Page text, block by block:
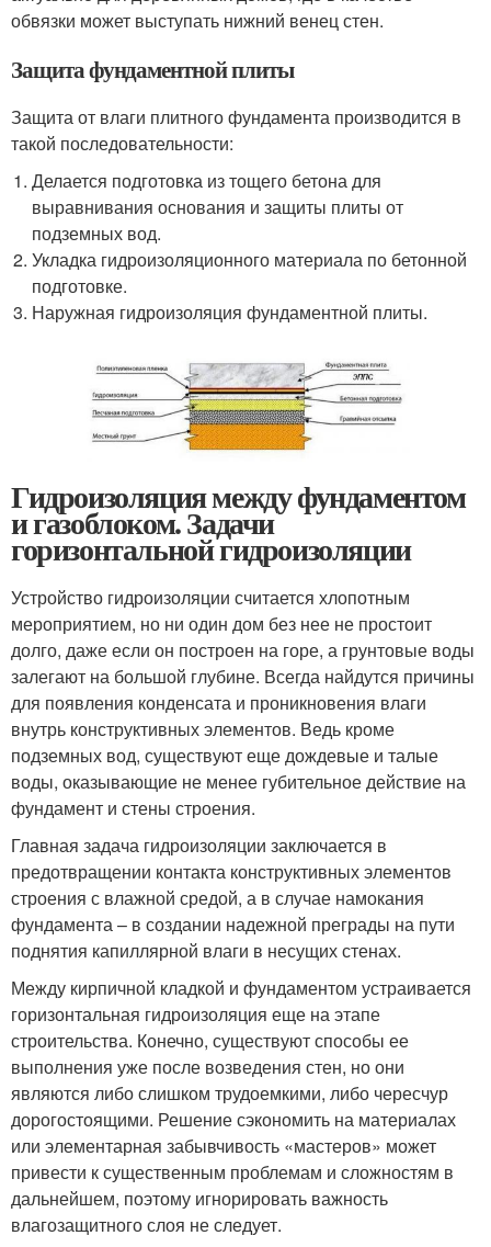
обвязки может выступать нижний венец стен.
Защита фундаментной плиты
Защита от влаги плитного фундамента производится в
такой последовательности:
Делается подготовка из тощего бетона для
выравнивания основания и защиты плиты от
подземных вод.
Укладка гидроизоляционного материала по бетонной
подготовке.
Наружная гидроизоляция фундаментной плиты.
Гидроизоляция между фундаментом
и газоблоком. Задачи
горизонтальной гидроизоляции
Устройство гидроизоляции считается хлопотным
мероприятием, но ни один дом без нее не простоит
долго, даже если он построен на горе, а грунтовые воды
залегают на большой глубине. Всегда найдутся причины
для появления конденсата и проникновения влаги
внутрь конструктивных элементов. Ведь кроме
подземных вод, существуют еще дождевые и талые
воды, оказывающие не менее губительное действие на
фундамент и стены строения.
Главная задача гидроизоляции заключается в
предотвращении контакта конструктивных элементов
строения с влажной средой, а в случае намокания
фундамента – в создании надежной преграды на пути
поднятия капиллярной влаги в несущих стенах.
Между кирпичной кладкой и фундаментом устраивается
горизонтальная гидроизоляция еще на этапе
строительства. Конечно, существуют способы ее
выполнения уже после возведения стен, но они
являются либо слишком трудоемкими, либо чересчур
дорогостоящими. Решение сэкономить на материалах
или элементарная забывчивость «мастеров» может
привести к существенным проблемам и сложностям в
дальнейшем, поэтому игнорировать важность
влагозащитного слоя не следует.